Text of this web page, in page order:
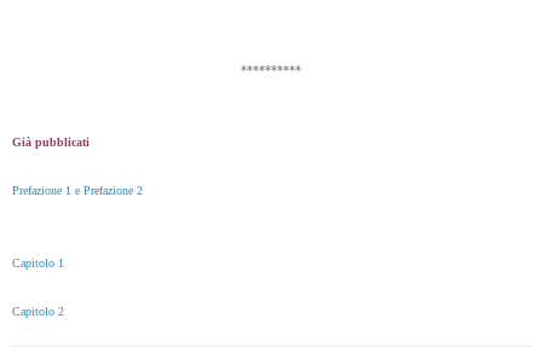
**********
Già pubblicati
Prefazione 1 e Prefazione 2
Capitolo 1
Capitolo 2